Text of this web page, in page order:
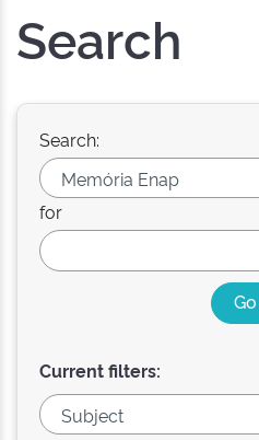
Search
Search:
for
Current filters: